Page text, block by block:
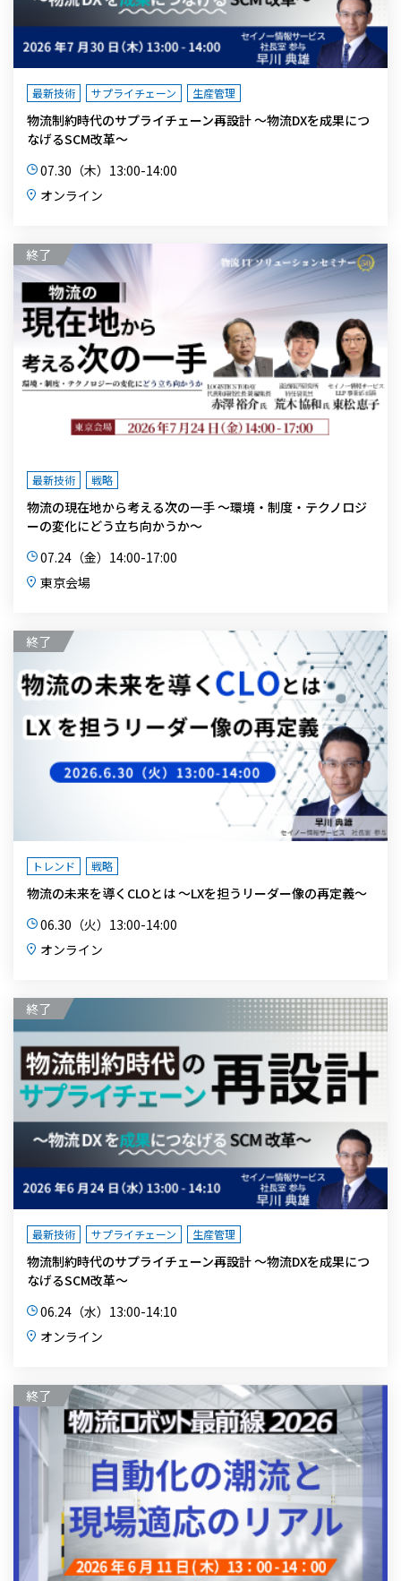
最新技術 サプライチェーン 生産管理
物流制約時代のサプライチェーン再設計 ～物流DXを成果につ
なげるSCM改革～
07.30（木）13:00-14:00
オンライン
最新技術 戦略
物流の現在地から考える次の一手 ～環境・制度・テクノロジ
ーの変化にどう立ち向かうか～
07.24（金）14:00-17:00
東京会場
トレンド 戦略
物流の未来を導くCLOとは ～LXを担うリーダー像の再定義～
06.30（火）13:00-14:00
オンライン
最新技術 サプライチェーン 生産管理
物流制約時代のサプライチェーン再設計 ～物流DXを成果につ
なげるSCM改革～
06.24（水）13:00-14:10
オンライン